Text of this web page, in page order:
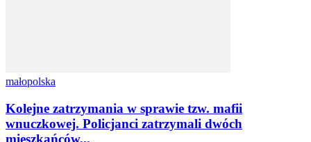
małopolska
Kolejne zatrzymania w sprawie tzw. mafii
wnuczkowej. Policjanci zatrzymali dwóch
mieszkańców...